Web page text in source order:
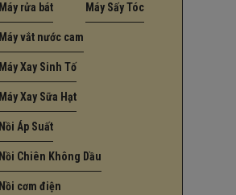
Máy rửa bát Máy Sấy Tóc
Máy vắt nước cam
Máy Xay Sinh Tố
Máy Xay Sữa Hạt
Nồi Áp Suất
Nồi Chiên Không Dầu
Nồi cơm điện